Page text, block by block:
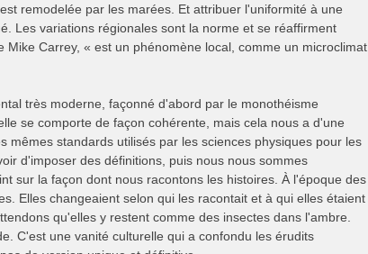
remodelée par les marées. Et attribuer l'uniformité à une
Les variations régionales sont la norme et se réaffirment
Carrey, « est un phénomène local, comme un microclimat.
très moderne, façonné d'abord par le monothéisme
se comporte de façon cohérente, mais cela nous a d'une
standards utilisés par les sciences physiques pour les
d'imposer des définitions, puis nous nous sommes
sur la façon dont nous racontons les histoires. À l'époque des
Elles changeaient selon qui les racontait et à qui elles étaient
qu'elles y restent comme des insectes dans l'ambre.
C'est une vanité culturelle qui a confondu les érudits